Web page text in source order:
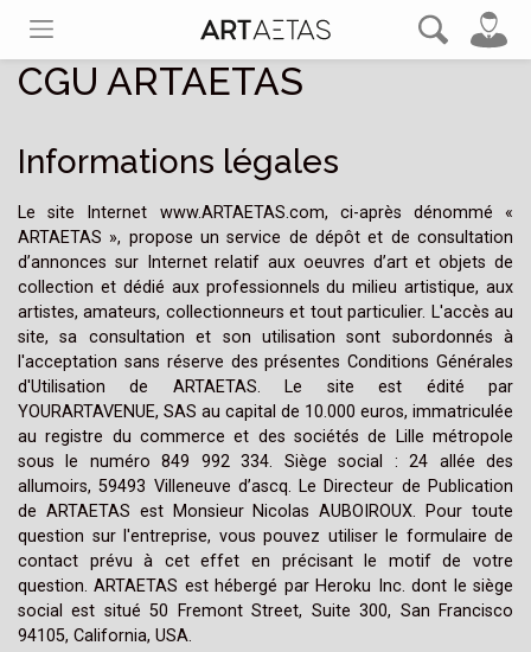
CGU ARTAETAS
Informations légales
Le site Internet www.ARTAETAS.com, ci-après dénommé «
ARTAETAS », propose un service de dépôt et de consultation
d’annonces sur Internet relatif aux oeuvres d’art et objets de
collection et dédié aux professionnels du milieu artistique, aux
artistes, amateurs, collectionneurs et tout particulier. L'accès au
site, sa consultation et son utilisation sont subordonnés à
l'acceptation sans réserve des présentes Conditions Générales
d'Utilisation de ARTAETAS. Le site est édité par
YOURARTAVENUE, SAS au capital de 10.000 euros, immatriculée
au registre du commerce et des sociétés de Lille métropole
sous le numéro 849 992 334. Siège social : 24 allée des
allumoirs, 59493 Villeneuve d’ascq. Le Directeur de Publication
de ARTAETAS est Monsieur Nicolas AUBOIROUX. Pour toute
question sur l'entreprise, vous pouvez utiliser le formulaire de
contact prévu à cet effet en précisant le motif de votre
question. ARTAETAS est hébergé par Heroku Inc. dont le siège
social est situé 50 Fremont Street, Suite 300, San Francisco
94105, California, USA.